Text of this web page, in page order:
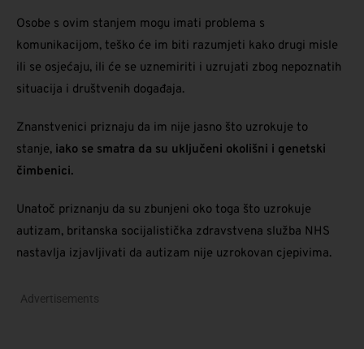
Osobe s ovim stanjem mogu imati problema s
komunikacijom, teško će im biti razumjeti kako drugi misle
ili se osjećaju, ili će se uznemiriti i uzrujati zbog nepoznatih
situacija i društvenih događaja.
Znanstvenici priznaju da im nije jasno što uzrokuje to
stanje, iako se smatra da su uključeni okolišni i genetski
čimbenici.
Unatoč priznanju da su zbunjeni oko toga što uzrokuje
autizam, britanska socijalistička zdravstvena služba NHS
nastavlja izjavljivati ​​da autizam nije uzrokovan cjepivima.
Advertisements